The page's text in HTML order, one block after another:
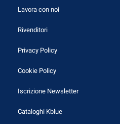
Lavora con noi
Rivenditori
Privacy Policy
Cookie Policy
Iscrizione Newsletter
Cataloghi Kblue